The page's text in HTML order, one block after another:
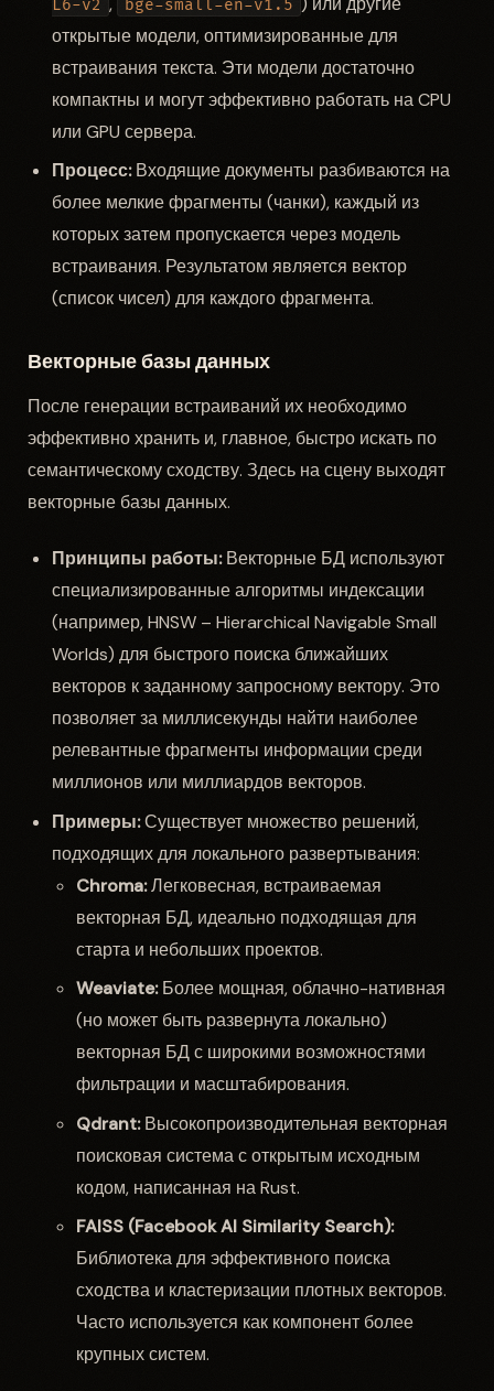
L6-v2 bge-small-en-v1.5
открытые модели, оптимизированные для
встраивания текста. Эти модели достаточно
компактны и могут эффективно работать на CPU
или GPU сервера.
Процесс:Входящие документы разбиваются на
более мелкие фрагменты (чанки), каждый из
которых затем пропускается через модель
встраивания. Результатом является вектор
(список чисел) для каждого фрагмента.
Векторные базы данных
После генерации встраиваний их необходимо
эффективно хранить и, главное, быстро искать по
семантическому сходству. Здесь на сцену выходят
векторные базы данных.
Принципы работы:Векторные БД используют
специализированные алгоритмы индексации
(например, HNSW – Hierarchical Navigable Small
Worlds) для быстрого поиска ближайших
векторов к заданному запросному вектору. Это
позволяет за миллисекунды найти наиболее
релевантные фрагменты информации среди
миллионов или миллиардов векторов.
Примеры:Существует множество решений,
подходящих для локального развертывания:
Chroma:Легковесная, встраиваемая
векторная БД, идеально подходящая для
старта и небольших проектов.
Weaviate:Более мощная, облачно-нативная
(но может быть развернута локально)
векторная БД с широкими возможностями
фильтрации и масштабирования.
Qdrant:Высокопроизводительная векторная
поисковая система с открытым исходным
кодом, написанная на Rust.
FAISS (Facebook AI Similarity Search):
Библиотека для эффективного поиска
сходства и кластеризации плотных векторов.
Часто используется как компонент более
крупных систем.